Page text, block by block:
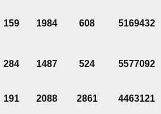
159 1984 608 5169432
284 1487 524 5577092
191 2088 2861 4463121